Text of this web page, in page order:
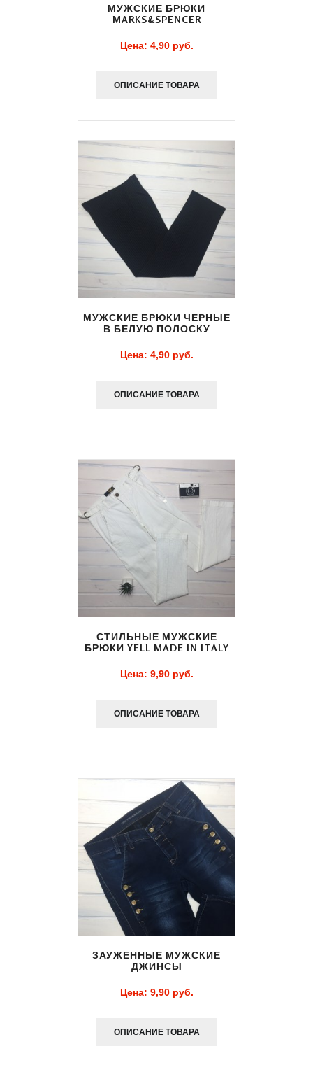
МУЖСКИЕ БРЮКИ
MARKS&SPENCER
Цена: 4,90 pуб.
ОПИСАНИЕ ТОВАРА
МУЖСКИЕ БРЮКИ ЧЕРНЫЕ
В БЕЛУЮ ПОЛОСКУ
Цена: 4,90 pуб.
ОПИСАНИЕ ТОВАРА
СТИЛЬНЫЕ МУЖСКИЕ
БРЮКИ YELL MADE IN ITALY
Цена: 9,90 pуб.
ОПИСАНИЕ ТОВАРА
ЗАУЖЕННЫЕ МУЖСКИЕ
ДЖИНСЫ
Цена: 9,90 pуб.
ОПИСАНИЕ ТОВАРА